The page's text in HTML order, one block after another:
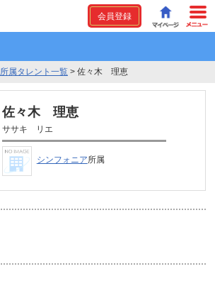
会員登録
所属タレント一覧 > 佐々木 理恵
佐々木 理恵
ササキ リエ
シンフォニア所属